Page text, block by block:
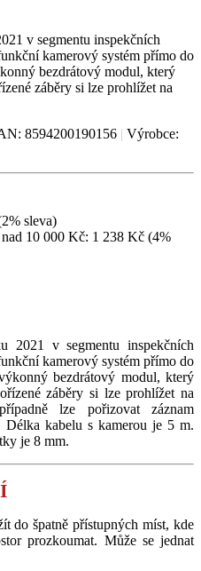
v segmentu inspekčních
kamerový systém přímo do
bezdrátový modul, který
záběry si lze prohlížet na
8594200190156 | Výrobce:
sleva)
10 000 Kč: 1 238 Kč (4%
2021 v segmentu inspekčních
kamerový systém přímo do
bezdrátový modul, který
záběry si lze prohlížet na
lze pořizovat záznam
Délka kabelu s kamerou je 5 m.
je 8 mm.
do špatně přístupných míst, kde
prozkoumat. Může se jednat